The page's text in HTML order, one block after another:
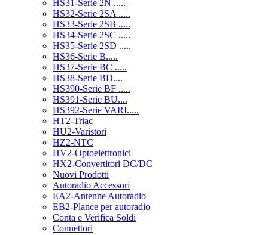
HS31-Serie 2N .....
HS32-Serie 2SA .....
HS33-Serie 2SB .....
HS34-Serie 2SC .....
HS35-Serie 2SD .....
HS36-Serie B.....
HS37-Serie BC .....
HS38-Serie BD....
HS390-Serie BF .....
HS391-Serie BU....
HS392-Serie VARI.....
HT2-Triac
HU2-Varistori
HZ2-NTC
HV2-Optoelettronici
HX2-Convertitori DC/DC
Nuovi Prodotti
Autoradio Accessori
EA2-Antenne Autoradio
EB2-Plance per autoradio
Conta e Verifica Soldi
Connettori